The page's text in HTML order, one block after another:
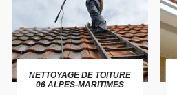
NETTOYAGE DE TOITURE
06 ALPES-MARITIMES